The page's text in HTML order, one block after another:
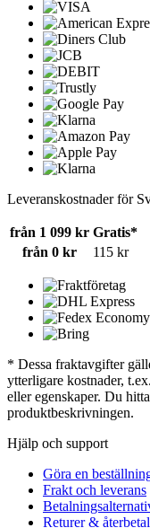
Leveranskostnader för
från 1 099 kr Gratis*
från 0 kr
115 kr
* Dessa fraktavgifter
ytterligare kostnader,
eller egenskaper. Du
produktbeskrivningen.
Hjälp och support
Göra en
Frakt och leverans
Returer &